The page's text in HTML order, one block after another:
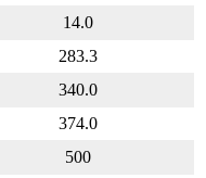
14.0
283.3
340.0
374.0
500